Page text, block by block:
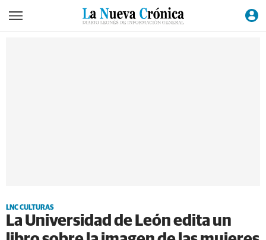
LNC CULTURAS
La Universidad de León edita un